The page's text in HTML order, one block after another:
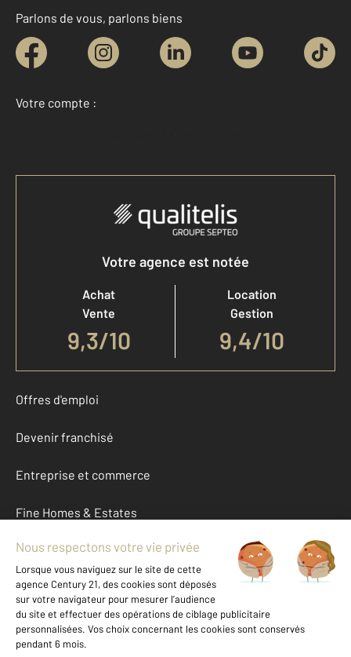
Parlons de vous, parlons biens
Votre compte :
Accéder à mon compte
Votre agence est notée
Achat
Vente
9,3/10
Location
Gestion
9,4/10
Offres d'emploi
Devenir franchisé
Entreprise et commerce
Fine Homes & Estates
À propos
International
Nous contacter